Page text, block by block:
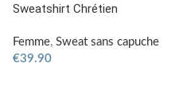
Sweatshirt Chrétien
Femme, Sweat sans capuche
€39.90